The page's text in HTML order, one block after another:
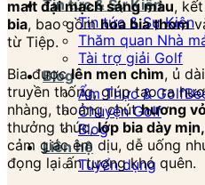
Tin tức & Sự Kiện
Tin tức & Sự Kiện
Thăm quan Nhà
Tài trợ giải Golf
Blog
Ẩm Thực &
Chuyện Golf
Blog
Liên hệ
Tuyển dụng
malt đại mạch sáng màu,
bia, bao gồmhoa bia thơm
từ Tiệp.
Bia đượclên men chìm, ủ
truyền thống, giúp tạo ra
nhàng, thoảng chúthương
thưởng thức,lớp bia dày
cảm giác êm dịu, dễ uống
đọng lại ấn tượng khó quên.